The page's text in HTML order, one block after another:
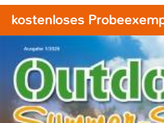
kostenloses